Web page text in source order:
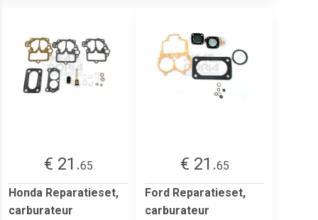
€ 21.65
Honda Reparatieset,
carburateur
€ 21.65
Ford Reparatieset,
carburateur